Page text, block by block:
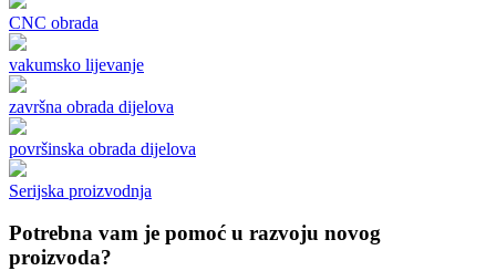
CNC obrada
vakumsko lijevanje
završna obrada dijelova
površinska obrada dijelova
Serijska proizvodnja
Potrebna vam je pomoć u razvoju novog
proizvoda?